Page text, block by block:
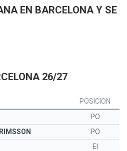
EN BARCELONA Y SE
26/27
POSICION
PO
PO
EI